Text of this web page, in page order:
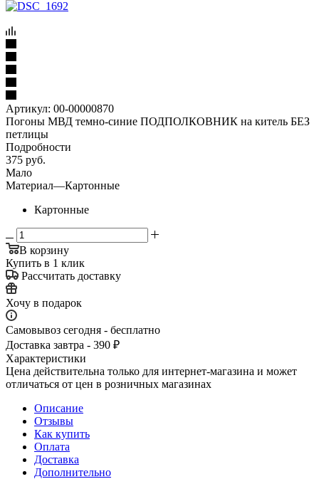
Артикул: 00-00000870
Погоны МВД темно-синие ПОДПОЛКОВНИК на китель БЕЗ
петлицы
Подробности
375 руб.
Мало
Материал—Картонные
Картонные
В корзину
Купить в 1 клик
Рассчитать доставку
Хочу в подарок
Самовывоз сегодня - бесплатно
Доставка завтра - 390 ₽
Характеристики
Цена действительна только для интернет-магазина и может
отличаться от цен в розничных магазинах
Описание
Отзывы
Как купить
Оплата
Доставка
Дополнительно